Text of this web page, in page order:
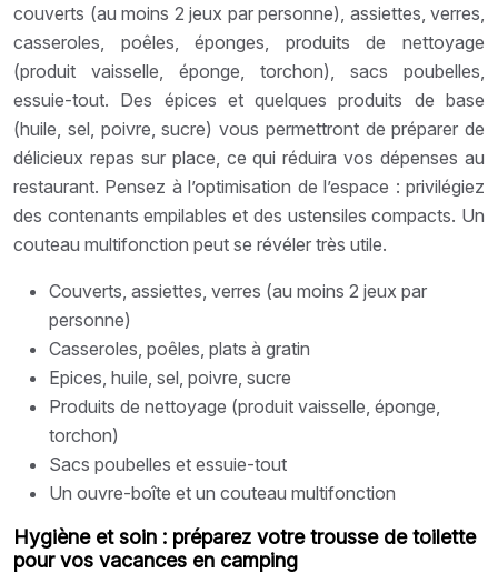
couverts (au moins 2 jeux par personne), assiettes, verres,
casseroles, poêles, éponges, produits de nettoyage
(produit vaisselle, éponge, torchon), sacs poubelles,
essuie-tout. Des épices et quelques produits de base
(huile, sel, poivre, sucre) vous permettront de préparer de
délicieux repas sur place, ce qui réduira vos dépenses au
restaurant. Pensez à l’optimisation de l’espace : privilégiez
des contenants empilables et des ustensiles compacts. Un
couteau multifonction peut se révéler très utile.
Couverts, assiettes, verres (au moins 2 jeux par
personne)
Casseroles, poêles, plats à gratin
Epices, huile, sel, poivre, sucre
Produits de nettoyage (produit vaisselle, éponge,
torchon)
Sacs poubelles et essuie-tout
Un ouvre-boîte et un couteau multifonction
Hygiène et soin : préparez votre trousse de toilette
pour vos vacances en camping